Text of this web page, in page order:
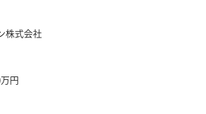
株式会社
円